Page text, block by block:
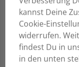
kannst Deine
Cookie-
widerrufen.
findest Du in
in den unten